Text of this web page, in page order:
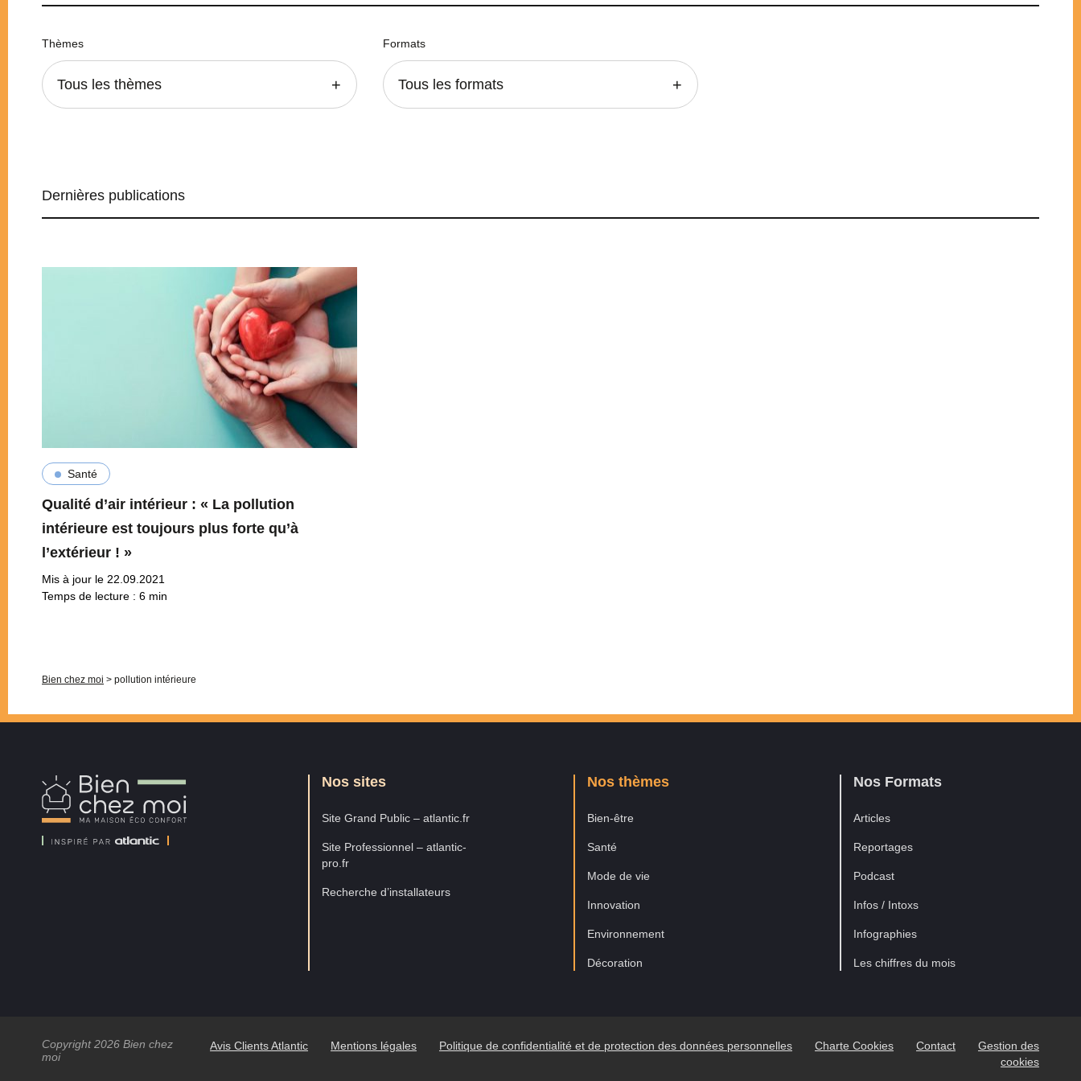
Thèmes
Tous les thèmes
Formats
Tous les formats
Dernières publications
Santé
Qualité d’air intérieur : « La pollution
intérieure est toujours plus forte qu’à
l’extérieur ! »
Mis à jour le 22.09.2021
Temps de lecture : 6 min
Bien chez moi > pollution intérieure
Chez
Nos sites
Site Grand Public – atlantic.fr
Site Professionnel – atlantic-
pro.fr
Recherche d’installateurs
Nos thèmes
Bien-être
Santé
Mode de vie
Innovation
Environnement
Décoration
Nos Formats
Articles
Reportages
Podcast
Infos / Intoxs
Infographies
Les chiffres du mois
Copyright 2026 Bien chez
moi
Avis Clients Atlantic Mentions légales Politique de confidentialité et de protection des données personnelles Charte Cookies Contact
Gestion des
cookies